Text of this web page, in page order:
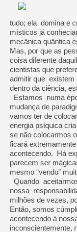
tudo; ela domina e
místicos já
mecânica quântica
Mas, por que as
coisa diferente
cientistas que
admitir que existem
dentro da ciência,
Estamos numa
mudança de
vamos ter de
energia psíquica
se não colocarmos
ficará
acontecendo. Há
parecem ser
mesmo “vendo”
Quando
nossa
milhões de vezes,
Então, somos
acontecendo à
inconscientemente,